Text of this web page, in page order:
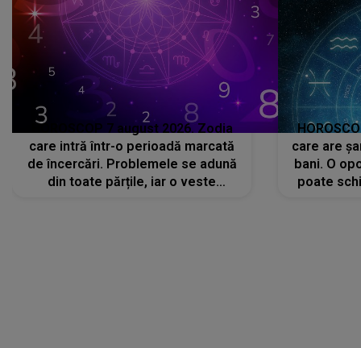
HOROSCOP 7 august 2026. Zodia
care intră într-o perioadă marcată
de încercări. Problemele se adună
din toate părțile, iar o veste
care are
bani. O
poate